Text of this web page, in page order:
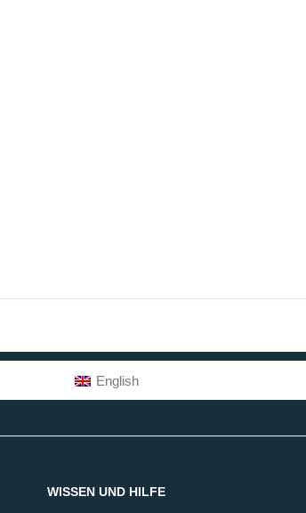
English
WISSEN UND HILFE